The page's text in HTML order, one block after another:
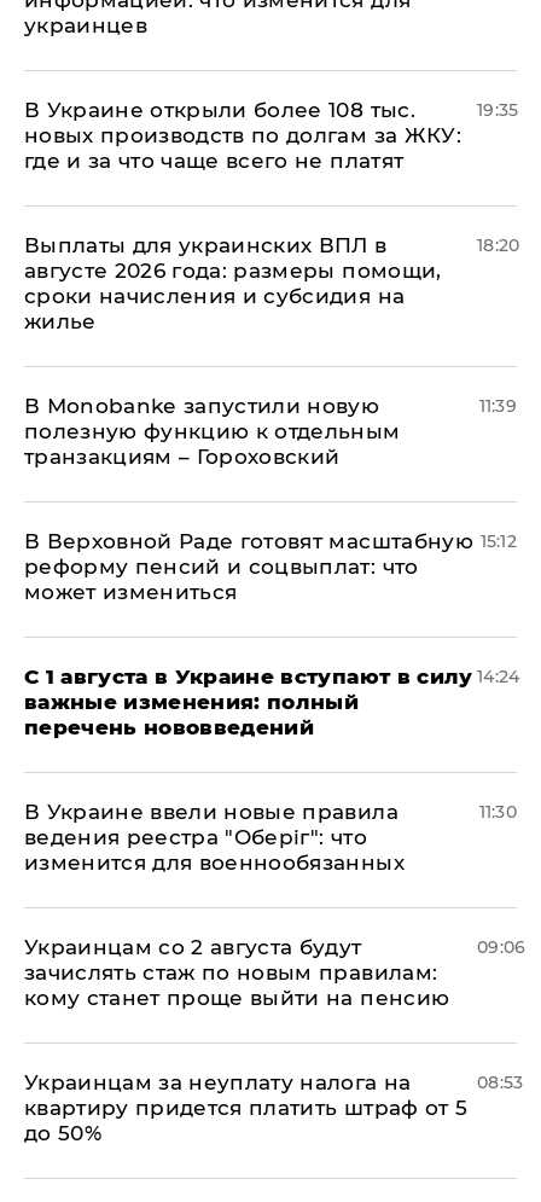
украинцев
В Украине открыли более 108 тыс.
новых производств по долгам за ЖКУ:
где и за что чаще всего не платят
19:35
Выплаты для украинских ВПЛ в
августе 2026 года: размеры помощи,
сроки начисления и субсидия на
жилье
18:20
В Мonobankе запустили новую
полезную функцию к отдельным
транзакциям – Гороховский
11:39
В Верховной Раде готовят масштабную
реформу пенсий и соцвыплат: что
может измениться
15:12
С 1 августа в Украине вступают в силу
важные изменения: полный
перечень нововведений
14:24
В Украине ввели новые правила
ведения реестра "Оберіг": что
изменится для военнообязанных
11:30
Украинцам со 2 августа будут
зачислять стаж по новым правилам:
кому станет проще выйти на пенсию
09:06
Украинцам за неуплату налога на
квартиру придется платить штраф от 5
до 50%
08:53